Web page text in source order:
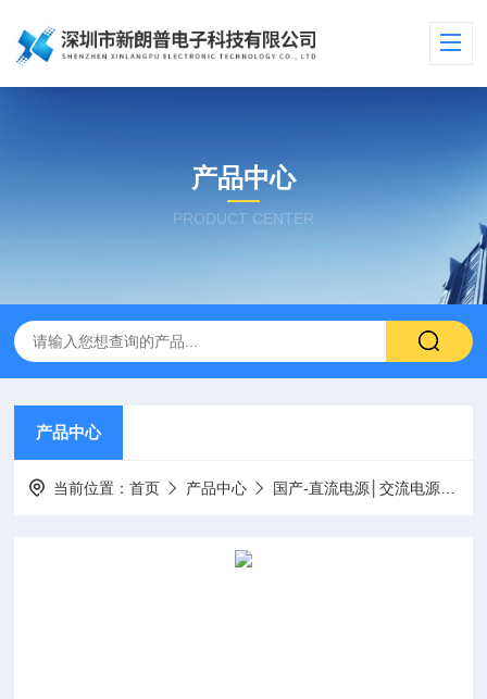
产品中心
PRODUCT CENTER
产品中心
当前位置：首页 产品中心 国产-直流电源│交流电源│变频电源